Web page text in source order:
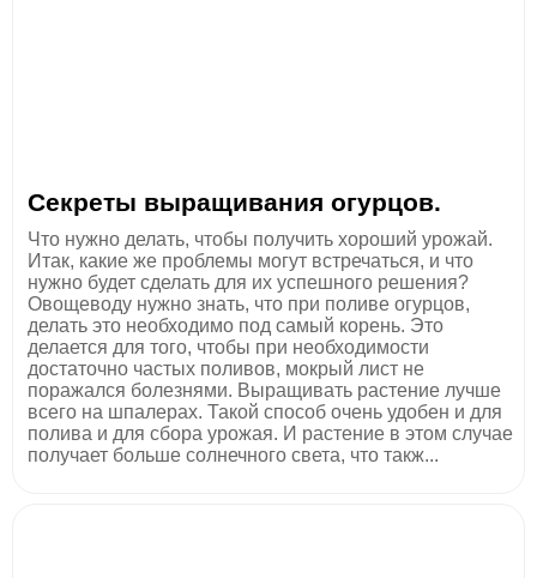
Секреты выращивания огурцов.
Что нужно делать, чтобы получить хороший урожай.
Итак, какие же проблемы могут встречаться, и что
нужно будет сделать для их успешного решения?
Овощеводу нужно знать, что при поливе огурцов,
делать это необходимо под самый корень. Это
делается для того, чтобы при необходимости
достаточно частых поливов, мокрый лист не
поражался болезнями. Выращивать растение лучше
всего на шпалерах. Такой способ очень удобен и для
полива и для сбора урожая. И растение в этом случае
получает больше солнечного света, что такж...